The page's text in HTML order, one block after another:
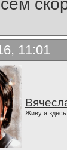
11:01
Живу я здесь